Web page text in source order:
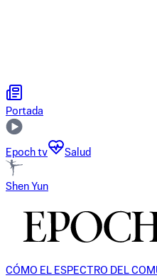
Portada
Epoch tv Salud
Shen Yun
CÓMO EL ESPECTRO DEL